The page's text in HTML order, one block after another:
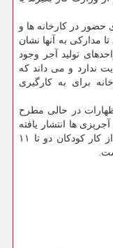
حضور در کارخانه ها و
مدارکی به آنها نشان
تولید آجر وجود
ندارد و می داند که
برای به کارگیری
در حالی مطرح
ها انتشار یافته
از کار کودکان دو تا ۱۱